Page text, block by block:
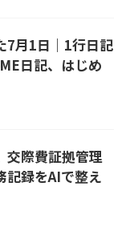
7月1日｜1行日記
日記、はじめ
交際費証拠管理
記録をAIで整え